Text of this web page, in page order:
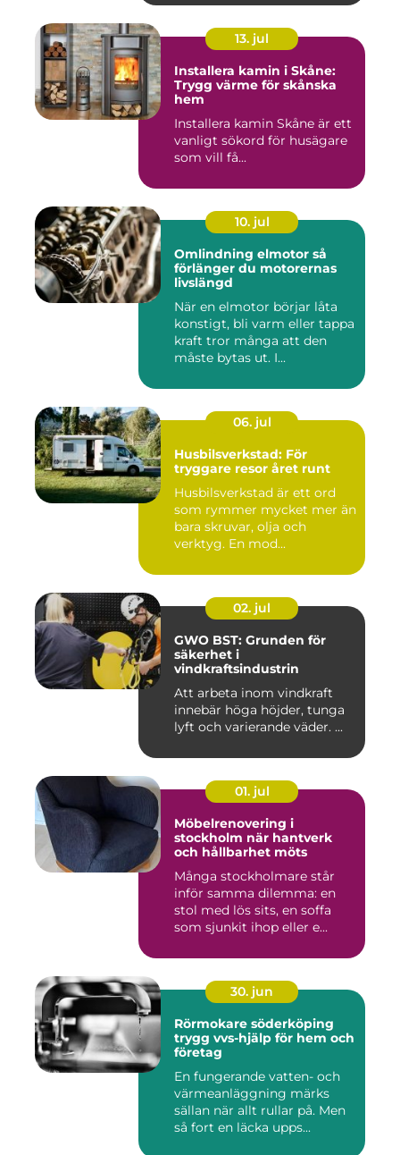
13. jul
Installera kamin i Skåne:
Trygg värme för skånska
hem
Installera kamin Skåne är ett
vanligt sökord för husägare
som vill få...
10. jul
Omlindning elmotor så
förlänger du motorernas
livslängd
När en elmotor börjar låta
konstigt, bli varm eller tappa
kraft tror många att den
måste bytas ut. I...
06. jul
Husbilsverkstad: För
tryggare resor året runt
Husbilsverkstad är ett ord
som rymmer mycket mer än
bara skruvar, olja och
verktyg. En mod...
02. jul
GWO BST: Grunden för
säkerhet i
vindkraftsindustrin
Att arbeta inom vindkraft
innebär höga höjder, tunga
lyft och varierande väder. ...
01. jul
Möbelrenovering i
stockholm när hantverk
och hållbarhet möts
Många stockholmare står
inför samma dilemma: en
stol med lös sits, en soffa
som sjunkit ihop eller e...
30. jun
Rörmokare söderköping
trygg vvs-hjälp för hem och
företag
En fungerande vatten- och
värmeanläggning märks
sällan när allt rullar på. Men
så fort en läcka upps...